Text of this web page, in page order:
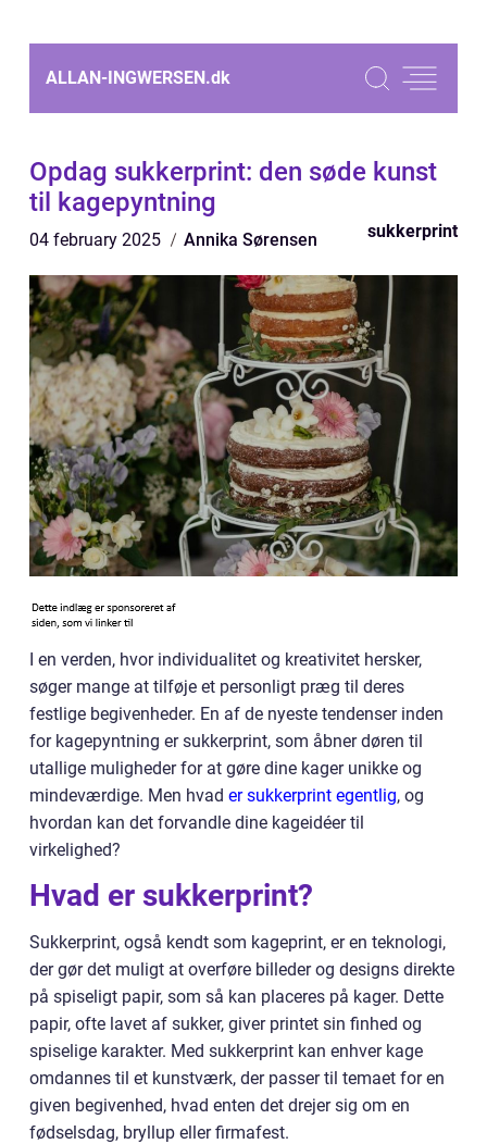
ALLAN-INGWERSEN.dk
Opdag sukkerprint: den søde kunst
til kagepyntning
04 february 2025 Annika Sørensen sukkerprint
I en verden, hvor individualitet og kreativitet hersker,
søger mange at tilføje et personligt præg til deres
festlige begivenheder. En af de nyeste tendenser inden
for kagepyntning er sukkerprint, som åbner døren til
utallige muligheder for at gøre dine kager unikke og
mindeværdige. Men hvad er sukkerprint egentlig, og
hvordan kan det forvandle dine kageidéer til
virkelighed?
Hvad er sukkerprint?
Sukkerprint, også kendt som kageprint, er en teknologi,
der gør det muligt at overføre billeder og designs direkte
på spiseligt papir, som så kan placeres på kager. Dette
papir, ofte lavet af sukker, giver printet sin finhed og
spiselige karakter. Med sukkerprint kan enhver kage
omdannes til et kunstværk, der passer til temaet for en
given begivenhed, hvad enten det drejer sig om en
fødselsdag, bryllup eller firmafest.